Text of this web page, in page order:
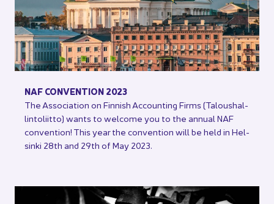
NAF CON­VEN­TION 2023
The As­socia­tion on Fin­nish Accoun­ting Firms (Ta­lous­hal­
lin­to­liit­to) wants to welcome you to the an­nual NAF
con­ven­tion! This year the con­ven­tion will be held in Hel­
sin­ki 28th and 29th of May 2023.